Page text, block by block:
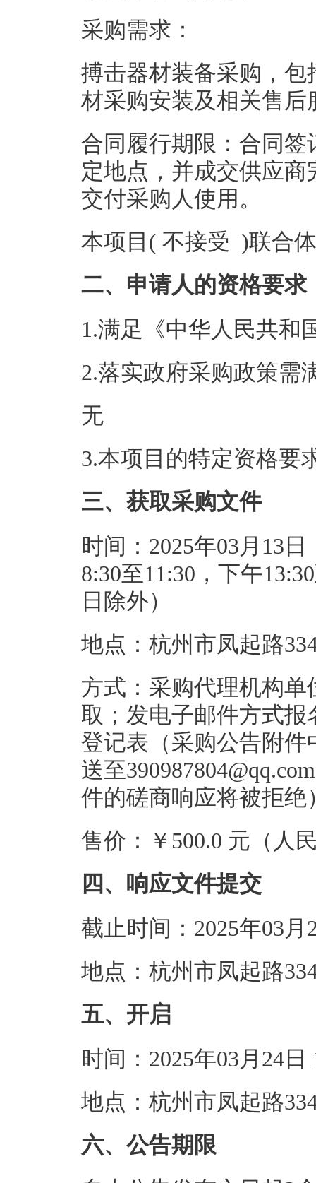
采购需求：
搏击器材装备采购，
材采购安装及相关售后
合同履行期限：合同签
定地点，并成交供应
交付采购人使用。
本项目( 不接受 )联合
二、申请人的资格要求
1.满足《中华人民共和
2.落实政府采购政策需
无
3.本项目的特定资格要
三、获取采购文件
时间：2025年03月13
8:30至11:30，下午
日除外）
地点：杭州市凤起路
方式：采购代理机构
取；发电子邮件方式
登记表（采购公告附
送至
件的磋商响应将被拒绝
售价：￥500.0 元（人
四、响应文件提交
截止时间：2025年03
地点：杭州市凤起路
五、开启
时间：2025年03月24
地点：杭州市凤起路
六、公告期限